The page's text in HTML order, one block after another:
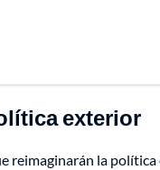
exterior
reimaginarán la